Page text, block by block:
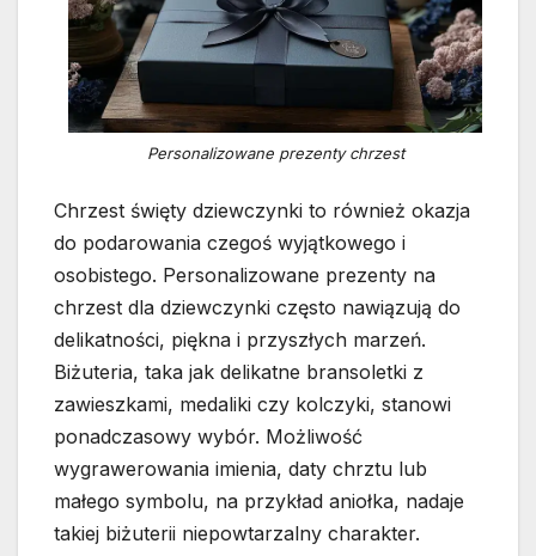
Personalizowane prezenty chrzest
Chrzest święty dziewczynki to również okazja
do podarowania czegoś wyjątkowego i
osobistego. Personalizowane prezenty na
chrzest dla dziewczynki często nawiązują do
delikatności, piękna i przyszłych marzeń.
Biżuteria, taka jak delikatne bransoletki z
zawieszkami, medaliki czy kolczyki, stanowi
ponadczasowy wybór. Możliwość
wygrawerowania imienia, daty chrztu lub
małego symbolu, na przykład aniołka, nadaje
takiej biżuterii niepowtarzalny charakter.